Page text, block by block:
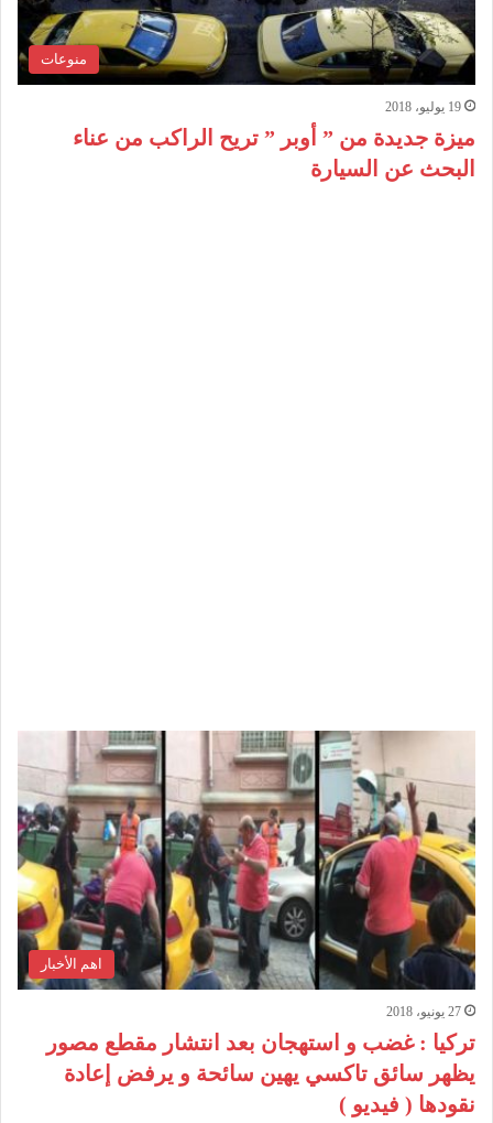
منوعات
19 يوليو، 2018
ميزة جديدة من ” أوبر ” تريح الراكب من عناء
البحث عن السيارة
اهم الأخبار
27 يونيو، 2018
تركيا : غضب و استهجان بعد انتشار مقطع مصور
يظهر سائق تاكسي يهين سائحة و يرفض إعادة
نقودها ( فيديو )